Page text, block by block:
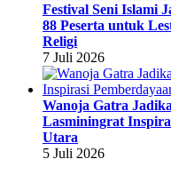
Festival Seni Islami
88 Peserta untuk
Religi
7 Juli 2026
Wanoja Gatra
Lasminingrat
Utara
5 Juli 2026